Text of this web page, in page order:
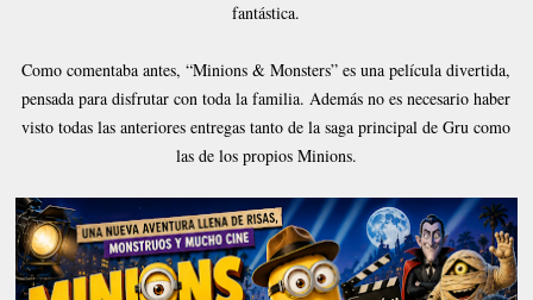
fantástica.
Como comentaba antes, “Minions & Monsters” es una película divertida,
pensada para disfrutar con toda la familia. Además no es necesario haber
visto todas las anteriores entregas tanto de la saga principal de Gru como
las de los propios Minions.